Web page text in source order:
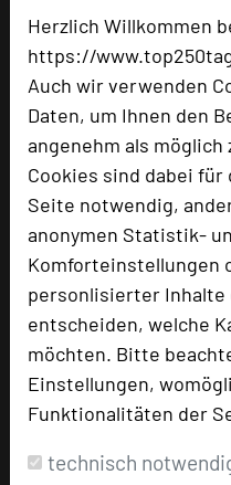
Herzlich Willkommen
https://
Auch wir verwenden
Daten, um Ihnen den
angenehm als
Cookies sind dabei
Seite notwendig,
anonymen Statistik-
Komforteinstellungen
personlisierter Inhalte
entscheiden, welche
möchten. Bitte
Einstellungen,
Funktionalitäten der
technisch
Hoteldaten
Max. Tagungskapazität
U-Form
Reihenbestuhlung
Tagungsräume
Zimmer
Doppelzimmer
Juniorsuiten